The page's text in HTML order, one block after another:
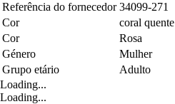
Referência do fornecedor 34099-271
Cor
coral quente
Cor
Rosa
Género
Mulher
Grupo etário
Adulto
Loading...
Loading...